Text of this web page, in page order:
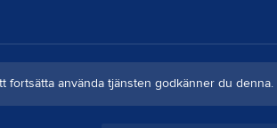
fortsätta använda tjänsten godkänner du denna.